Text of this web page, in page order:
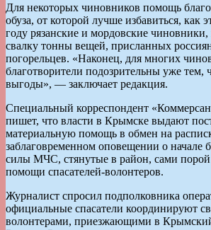
Для некоторых чиновников помощь
обуза, от которой лучше избавиться, как
году рязанские и мордовские
свалку тонны вещей, присланных
погорельцев. «Наконец, для многих
благотворители подозрительны уже тем,
выгоды», — заключает редакция.
Специальный корреспондент
пишет, что власти в Крымске выдают
материальную помощь в обмен на
заблаговременном оповещении о начале
силы МЧС, стянутые в район, сами
помощи спасателей-волонтеров.
Журналист спросил подполковника
официальные спасатели координируют
волонтерами, приезжающими в